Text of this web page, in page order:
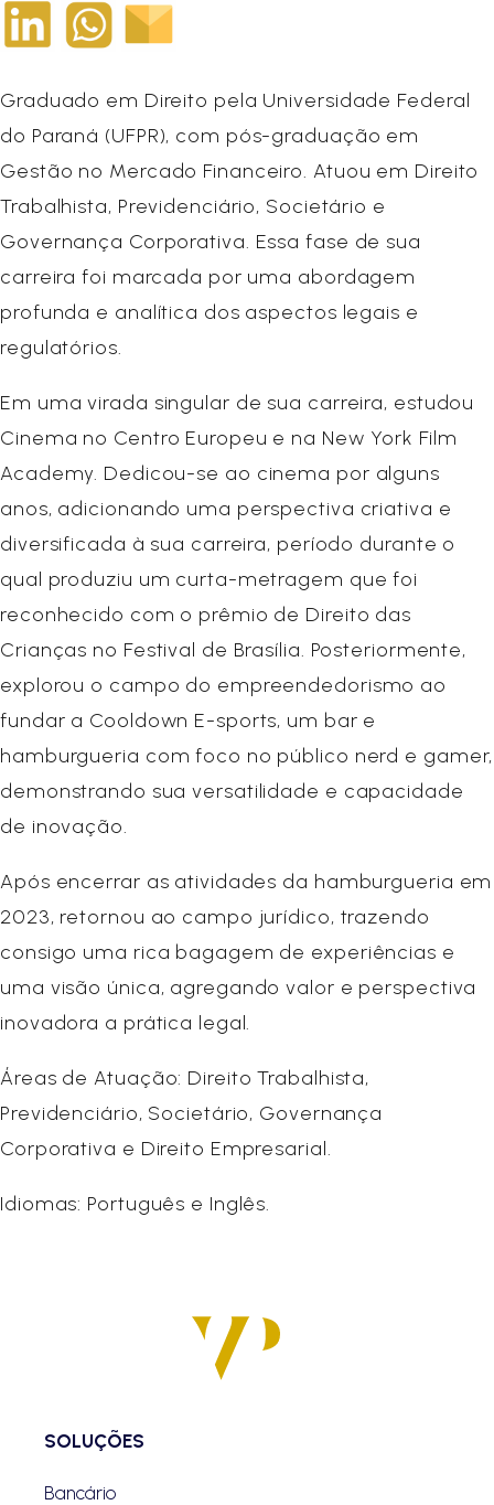
Graduado em Direito pela Universidade Federal
do Paraná (UFPR), com pós-graduação em
Gestão no Mercado Financeiro. Atuou em Direito
Trabalhista, Previdenciário, Societário e
Governança Corporativa. Essa fase de sua
carreira foi marcada por uma abordagem
profunda e analítica dos aspectos legais e
regulatórios.
Em uma virada singular de sua carreira, estudou
Cinema no Centro Europeu e na New York Film
Academy. Dedicou-se ao cinema por alguns
anos, adicionando uma perspectiva criativa e
diversificada à sua carreira, período durante o
qual produziu um curta-metragem que foi
reconhecido com o prêmio de Direito das
Crianças no Festival de Brasília. Posteriormente,
explorou o campo do empreendedorismo ao
fundar a Cooldown E-sports, um bar e
hamburgueria com foco no público nerd e gamer,
demonstrando sua versatilidade e capacidade
de inovação.
Após encerrar as atividades da hamburgueria em
2023, retornou ao campo jurídico, trazendo
consigo uma rica bagagem de experiências e
uma visão única, agregando valor e perspectiva
inovadora a prática legal.
Áreas de Atuação: Direito Trabalhista,
Previdenciário, Societário, Governança
Corporativa e Direito Empresarial.
Idiomas: Português e Inglês.
SOLUÇÕES
Bancário